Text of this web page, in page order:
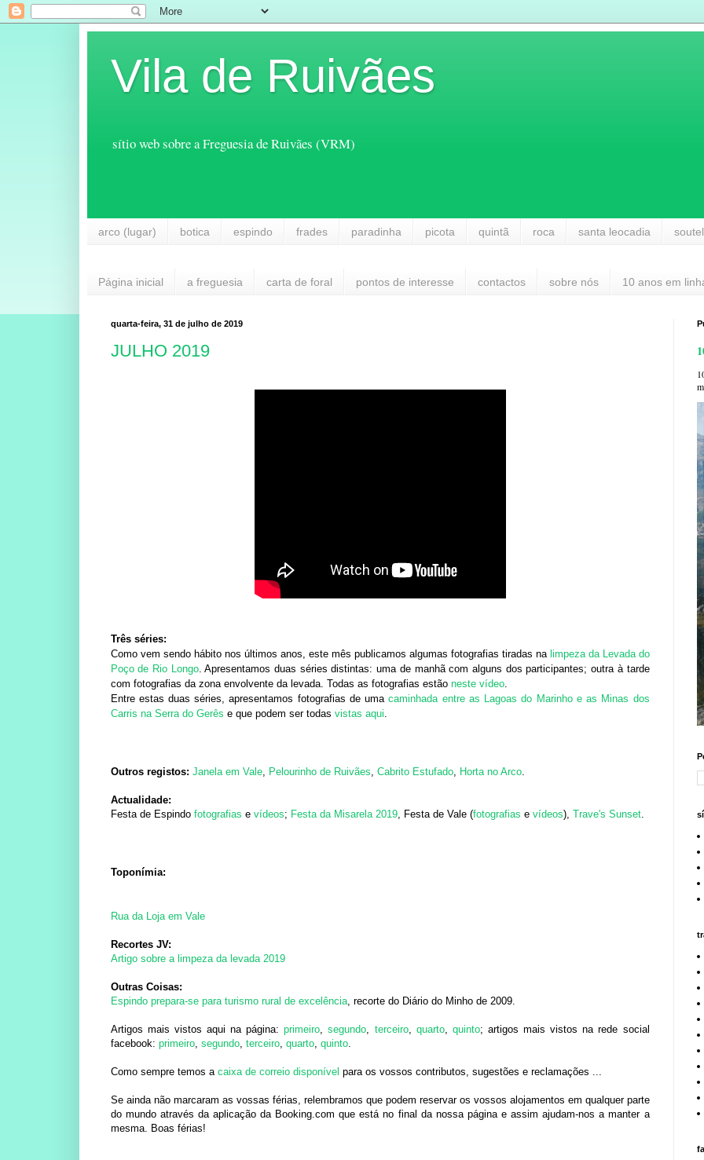
Vila de Ruivães
sítio web sobre a Freguesia de Ruivães (VRM)
arco (lugar) botica espindo frades paradinha picota quintã roca santa leocadia
Página inicial a freguesia carta de foral pontos de interesse contactos sobre nós 10 anos em
quarta-feira, 31 de julho de 2019
JULHO 2019
Três séries:
Como vem sendo hábito nos últimos anos, este mês publicamos algumas fotografias tiradas na limpeza da Levada do
Poço de Rio Longo. Apresentamos duas séries distintas: uma de manhã com alguns dos participantes; outra à tarde
com fotografias da zona envolvente da levada. Todas as fotografias estão neste vídeo.
Entre estas duas séries, apresentamos fotografias de umacaminhada entre as Lagoas do Marinho e as Minas dos
Carris na Serra do Gerês e que podem ser todas vistas aqui
Outros registos: Janela em Vale, Pelourinho de Ruivães Cabrito Estufado, Horta no Arco.
Actualidade:
Festa de Espindo fotografias e vídeos; Festa da Misarela 2019, Festa de Vale (fotografias e vídeos), Trave's Sunset.
Toponímia:
Rua da Loja em Vale
Recortes JV:
Artigo sobre a limpeza da levada 2019
Outras Coisas:
Espindo prepara-se para turismo rural de excelência, recorte do Diário do Minho de 2009.
Artigos mais vistos aqui na página:primeiro ,segundo terceiro, quarto, quinto; artigos mais vistos na rede social
facebook: primeiro, segundo, terceiro, quarto, quinto.
Como sempre temos a caixa de correio disponível para os vossos contributos, sugestões e reclamações ...
Se ainda não marcaram as vossas férias, relembramos que podem reservar os vossos alojamentos em qualquer parte
do mundo através da aplicação da Booking.com que está no final da nossa página e assim ajudam-nos a manter a
mesma. Boas férias!